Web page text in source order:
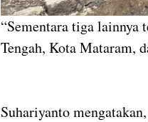
“Sementara tiga lainnya
Tengah, Kota Mataram,
Suhariyanto